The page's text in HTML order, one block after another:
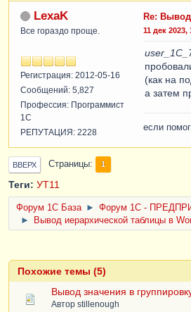
LexaK
Все гораздо проще.
Регистрация: 2012-05-16
Сообщений: 5,827
Профессия: Программист
1С
РЕПУТАЦИЯ: 2228
Re:
11 дек 2023,
(как на
а затем
если
ВВЕРХ Страницы 1
Теги: УТ11
Форум 1C База ► Форум 1С -
►
Вывод иерархической таблицы в
Похожие темы (5)
Вывод значения в
Автор stillenough